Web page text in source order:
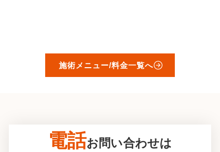
施術メニュー/料金一覧へ
電話お問い合わせは